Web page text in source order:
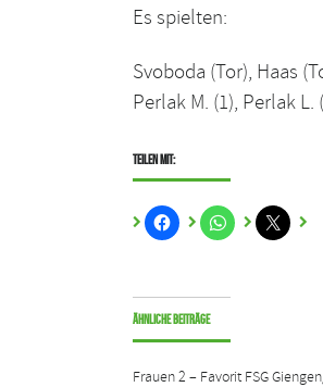
Es spielten:
Svoboda (Tor), Haas
Perlak M. (1), Perlak L.
Teilen mit:
Ähnliche Beiträge
Frauen 2 – Favorit FSG